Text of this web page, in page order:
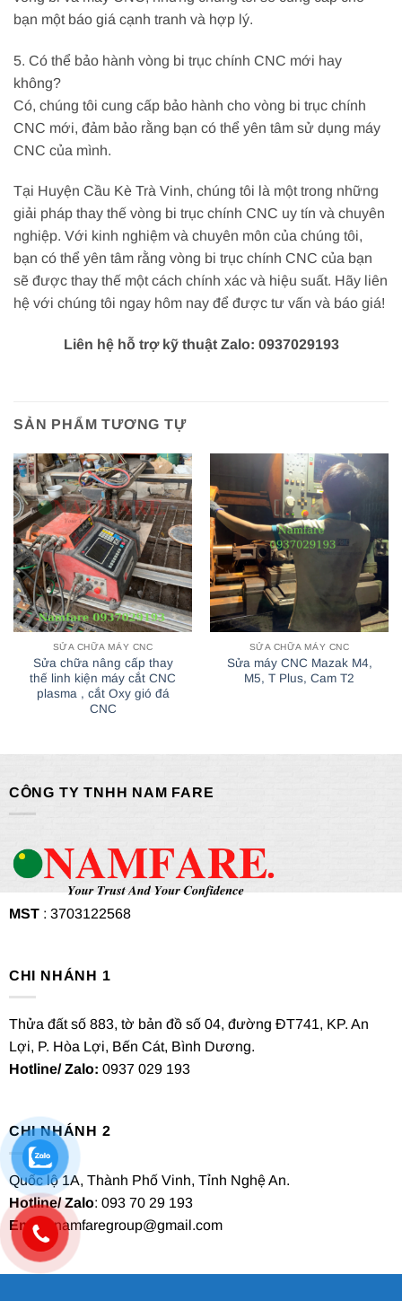
bạn một báo giá cạnh tranh và hợp lý.
5. Có thể bảo hành vòng bi trục chính CNC mới hay
không?
Có, chúng tôi cung cấp bảo hành cho vòng bi trục chính
CNC mới, đảm bảo rằng bạn có thể yên tâm sử dụng máy
CNC của mình.
Tại Huyện Cầu Kè Trà Vinh, chúng tôi là một trong những
giải pháp thay thế vòng bi trục chính CNC uy tín và chuyên
nghiệp. Với kinh nghiệm và chuyên môn của chúng tôi,
bạn có thể yên tâm rằng vòng bi trục chính CNC của bạn
sẽ được thay thế một cách chính xác và hiệu suất. Hãy liên
hệ với chúng tôi ngay hôm nay để được tư vấn và báo giá!
Liên hệ hỗ trợ kỹ thuật Zalo: 0937029193
SẢN PHẨM TƯƠNG TỰ
SỬA CHỮA MÁY CNC
Sửa chữa nâng cấp thay
thế linh kiện máy cắt CNC
plasma , cắt Oxy gió đá
CNC
SỬA CHỮA MÁY CNC
Sửa máy CNC Mazak M4,
M5, T Plus, Cam T2
CÔNG TY TNHH NAM FARE
MST: 3703122568
CHI NHÁNH 1
Thửa đất số 883, tờ bản đồ số 04, đường ĐT741, KP. An
Lợi, P. Hòa Lợi, Bến Cát, Bình Dương.
Hotline/ Zalo: 0937 029 193
CHI NHÁNH 2
Quốc lộ 1A, Thành Phố Vinh, Tỉnh Nghệ An.
Hotline/ Zalo: 093 70 29 193
Email
: namfaregroup@gmail.com